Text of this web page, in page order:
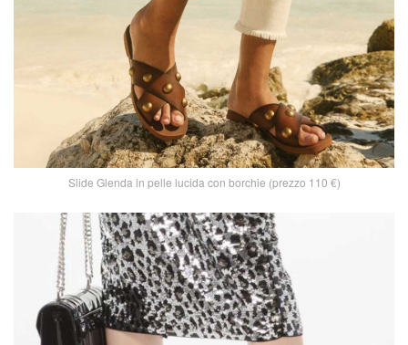
Slide Glenda in pelle lucida con borchie (prezzo 110 €)